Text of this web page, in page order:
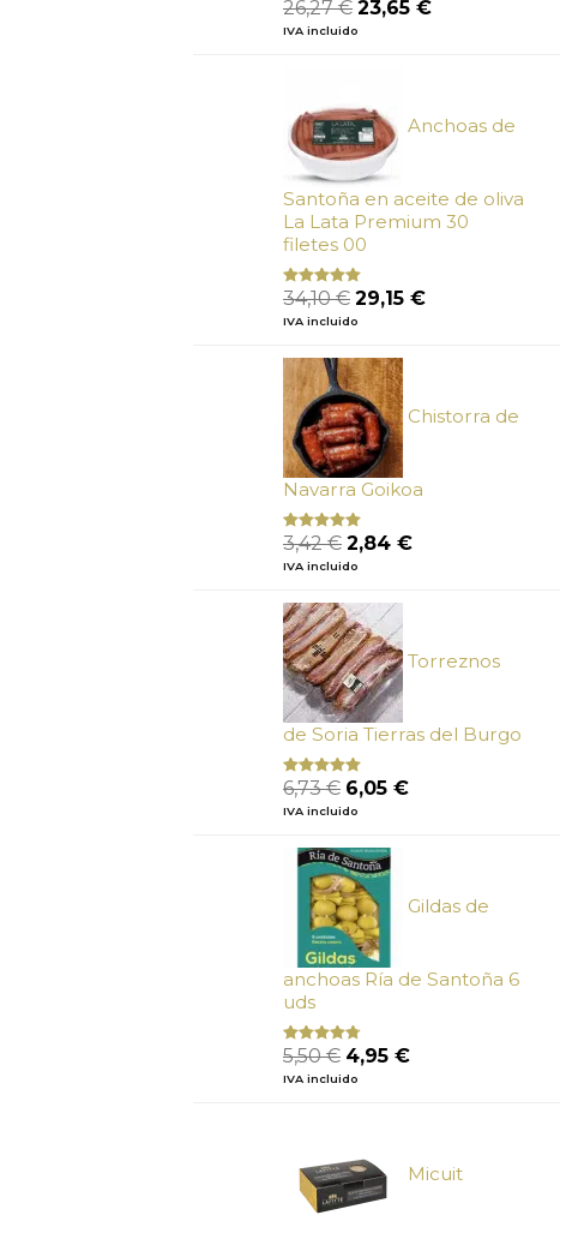
Valorado
con
5
26,27€
precio
23,65 €
IVA incluido
Anchoas de
Santoña en aceite de oliva
La Lata Premium 30
filetes 00
Valorado
con
de 5
34,10€ El
precio
era:
34,10 €.
29,15 €El
IVA incluido
Chistorra de
Navarra Goikoa
Valorado
con
de 5
3,42€ El
precio
era:
3,42 €.
2,84 €El
IVA incluido
Torreznos
de Soria Tierras del Burgo
Valorado
con
de
5
6,73€ El
precio
era:
6,73 €.
6,05 €El
IVA incluido
Gildas de
anchoas Ría de Santoña 6
uds
Valorado
con
de 5
5,50€ El
precio
4,95 €El
IVA incluido
Micuit